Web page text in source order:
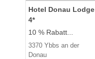
Hotel Donau Lodge
4*
10 % Rabatt...
3370 Ybbs an der
Donau